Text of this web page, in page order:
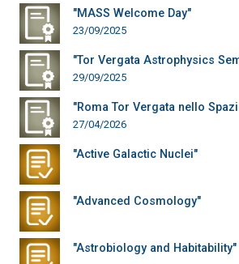
"MASS Welcome Day"
23/09/2025
"Tor Vergata Astrophysics
29/09/2025
"Roma Tor Vergata nello
27/04/2026
"Active Galactic Nuclei"
"Advanced Cosmology"
"Astrobiology and Habitability"